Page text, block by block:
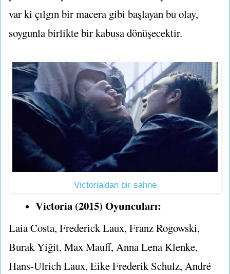
var ki çılgın bir macera gibi başlayan bu olay,
soygunla birlikte bir kabusa dönüşecektir.
Victoria'dan bir sahne
Victoria (2015) Oyuncuları:
Laia Costa, Frederick Laux, Franz Rogowski,
Burak Yiğit, Max Mauff, Anna Lena Klenke,
Hans-Ulrich Laux, Eike Frederik Schulz, André